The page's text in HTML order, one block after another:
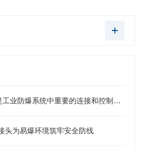
铸铁铸钢防爆管件是工业防爆系统中重要的连接和控制元件
头为易爆环境筑牢安全防线